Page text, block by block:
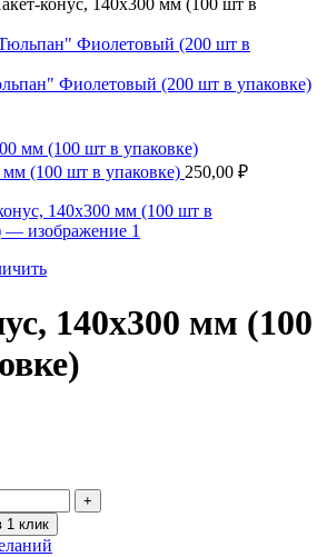
конус, 140х300 мм (100 шт в
Фиолетовый (200 шт в упаковке)
(100 шт в упаковке) 250,00 ₽
140х300 мм (100
1 клик